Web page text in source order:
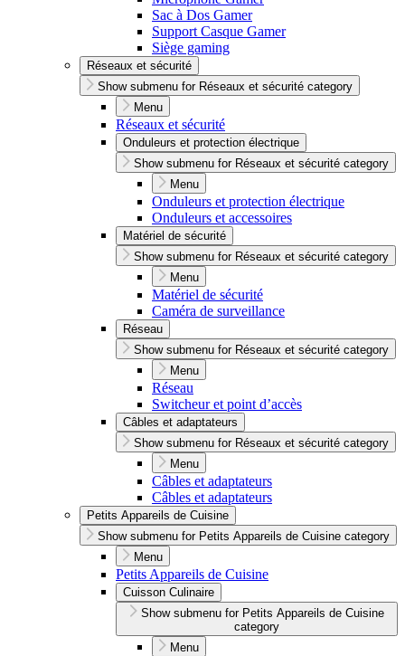
Sac à Dos Gamer
Support Casque Gamer
Siège gaming
Réseaux et sécurité
Show submenu for Réseaux et sécurité category
Menu
Réseaux et sécurité
Onduleurs et protection électrique
Show submenu for Réseaux et sécurité category
Menu
Onduleurs et protection électrique
Onduleurs et accessoires
Matériel de sécurité
Show submenu for Réseaux et sécurité category
Menu
Matériel de sécurité
Caméra de surveillance
Réseau
Show submenu for Réseaux et sécurité category
Menu
Réseau
Switcheur et point d’accès
Câbles et adaptateurs
Show submenu for Réseaux et sécurité category
Menu
Câbles et adaptateurs
Câbles et adaptateurs
Petits Appareils de Cuisine
Show submenu for Petits Appareils de Cuisine category
Menu
Petits Appareils de Cuisine
Cuisson Culinaire
Show submenu for Petits Appareils de Cuisine
category
Menu